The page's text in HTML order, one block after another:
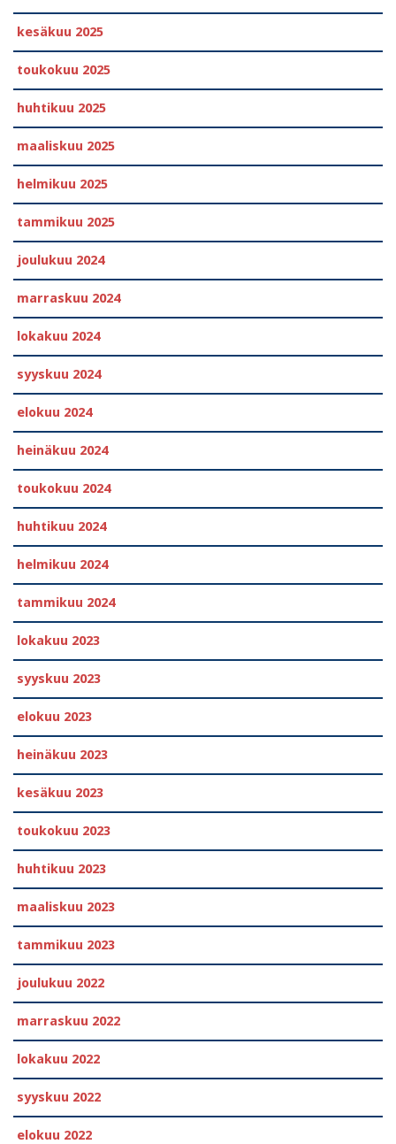
kesäkuu 2025
toukokuu 2025
huhtikuu 2025
maaliskuu 2025
helmikuu 2025
tammikuu 2025
joulukuu 2024
marraskuu 2024
lokakuu 2024
syyskuu 2024
elokuu 2024
heinäkuu 2024
toukokuu 2024
huhtikuu 2024
helmikuu 2024
tammikuu 2024
lokakuu 2023
syyskuu 2023
elokuu 2023
heinäkuu 2023
kesäkuu 2023
toukokuu 2023
huhtikuu 2023
maaliskuu 2023
tammikuu 2023
joulukuu 2022
marraskuu 2022
lokakuu 2022
syyskuu 2022
elokuu 2022